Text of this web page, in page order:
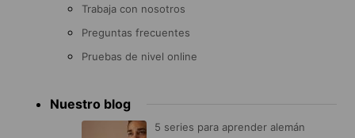
Trabaja con nosotros
Preguntas frecuentes
Pruebas de nivel online
Nuestro blog
5 series para aprender alemán